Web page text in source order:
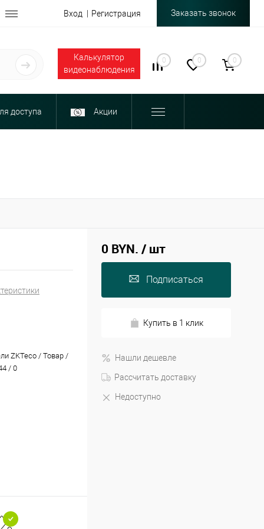
Вход Регистрация Заказать звонок
Калькулятор
видеонаблюдения
0 0 0
доступа Акции
ZKTeco / Товар /
/ 0
0 BYN. / шт
Подписаться
Купить в 1 клик
Нашли дешевле
Рассчитать доставку
Недоступно